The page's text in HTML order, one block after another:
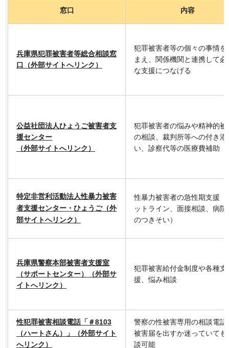
窓口 内容
兵庫県犯罪被害者等総合相談窓
口（外部サイトへリンク）
犯罪被害者等の個々の事情を
まえ、関係機関と連携して必
な支援につなげる
公益社団法人ひょうご被害者支
援センター
（外部サイトへリンク）
犯罪被害者の悩みや精神的被
の相談、裁判所等への付き添
い、診察代等の医療費補助
特定非営利活動法人性暴力被害
者支援センター・ひょうご（外
部サイトへリンク）
性暴力被害者の急性期支援（
ットライン、面接相談、病院
のつきそい）
兵庫県警察本部被害者支援室
（サポートセンター）（外部サ
イトへリンク）
犯罪被害給付金制度や各種支
援、悩み相談
性犯罪被害相談電話「＃8103
（ハートさん）」（外部サイト
へリンク）
警察の性被害専用の相談電話
被害届を出すか迷っていても
談可能